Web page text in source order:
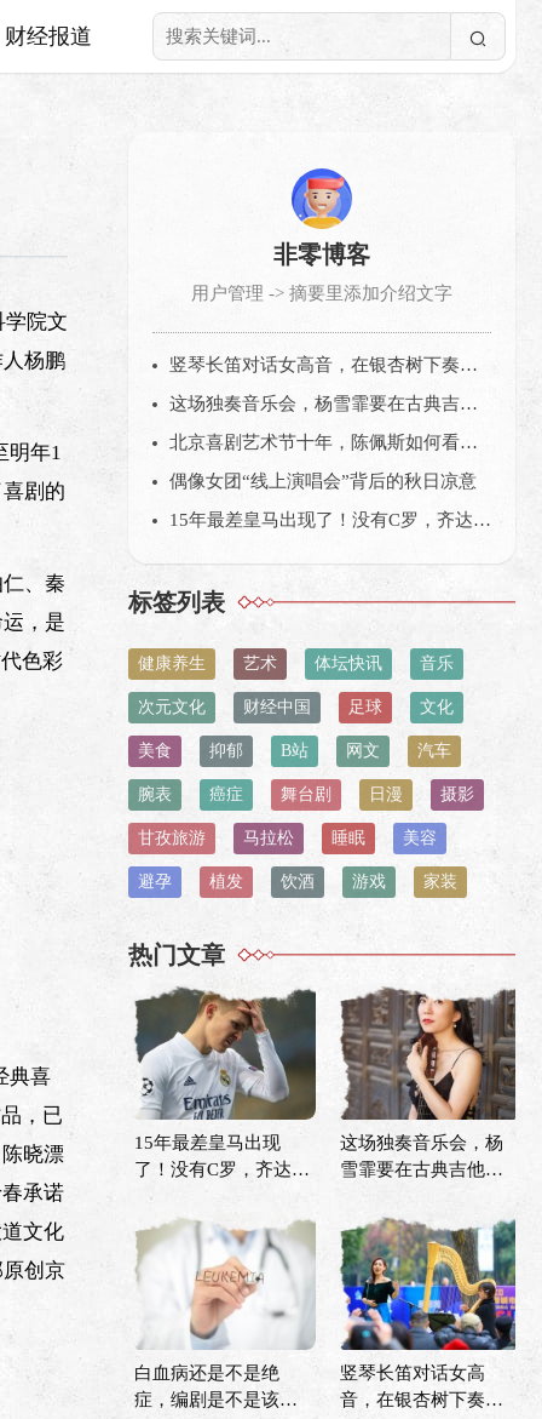
财经报道
学院文
杨鹏
明年1
剧的
、秦
，是
色彩
典喜
，已
晓漂
承诺
文化
创京
非零博客
用户管理 -> 摘要里添加介绍文字
竖琴长笛对话女高音，在银杏树下奏响“冬日序曲”
这场独奏音乐会，杨雪霏要在古典吉他上描绘诗情画意的中国
北京喜剧艺术节十年，陈佩斯如何看当下的喜剧市场？
偶像女团“线上演唱会”背后的秋日凉意
15年最差皇马出现了！没有C罗，齐达内再也拿不到欧冠？
标签列表
健康养生 艺术 体坛快讯 音乐
次元文化 财经中国 足球 文化
美食 抑郁 B站 网文 汽车
腕表 癌症 舞台剧 日漫 摄影
甘孜旅游 马拉松 睡眠 美容
避孕 植发 饮酒 游戏 家装
热门文章
15年最差皇马出现
了！没有C罗，齐达内
这场独奏音乐会，杨
雪霏要在古典吉他上
白血病还是不是绝
症，编剧是不是该改
竖琴长笛对话女高
音，在银杏树下奏